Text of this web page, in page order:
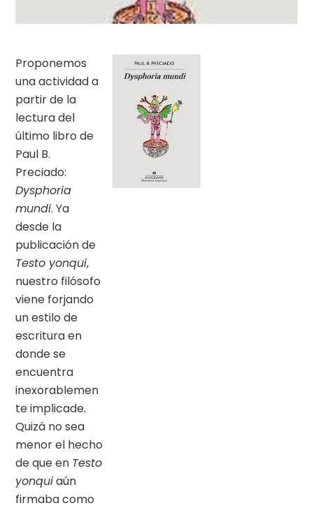
Proponemos
una actividad a
partir de la
lectura del
último libro de
Paul B.
Preciado:
Dysphoria
mundi. Ya
desde la
publicación de
Testo yonqui,
nuestro filósofo
viene forjando
un estilo de
escritura en
donde se
encuentra
inexorablemen
te implicade.
Quizá no sea
menor el hecho
de que en Testo
yonquiaún
firmaba como